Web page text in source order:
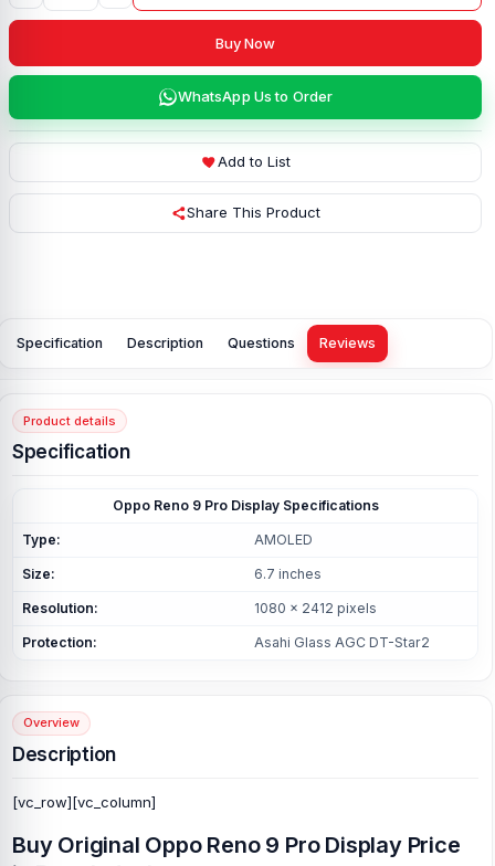
Buy Now
WhatsApp Us to Order
Add to List
Share This Product
Specification Description Questions Reviews
Product details
Specification
Oppo Reno 9 Pro Display Specifications
Type: AMOLED
Size: 6.7 inches
Resolution: 1080 x 2412 pixels
Protection: Asahi Glass AGC DT-Star2
Overview
Description
[vc_row][vc_column]
Buy Original Oppo Reno 9 Pro Display Price